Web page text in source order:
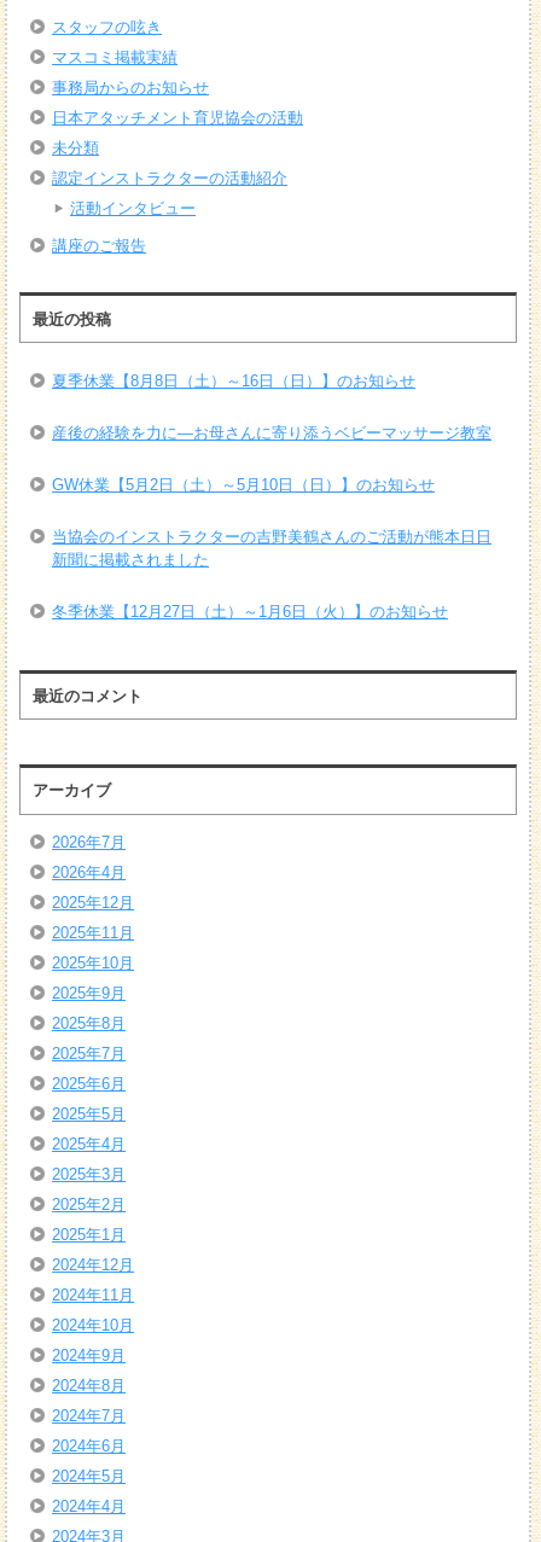
スタッフの呟き
マスコミ掲載実績
事務局からのお知らせ
日本アタッチメント育児協会の活動
未分類
認定インストラクターの活動紹介
活動インタビュー
講座のご報告
最近の投稿
夏季休業【8月8日（土）～16日（日）】のお知らせ
産後の経験を力に―お母さんに寄り添うベビーマッサージ教室
GW休業【5月2日（土）～5月10日（日）】のお知らせ
当協会のインストラクターの吉野美鶴さんのご活動が熊本日日
新聞に掲載されました
冬季休業【12月27日（土）～1月6日（火）】のお知らせ
最近のコメント
アーカイブ
2026年7月
2026年4月
2025年12月
2025年11月
2025年10月
2025年9月
2025年8月
2025年7月
2025年6月
2025年5月
2025年4月
2025年3月
2025年2月
2025年1月
2024年12月
2024年11月
2024年10月
2024年9月
2024年8月
2024年7月
2024年6月
2024年5月
2024年4月
2024年3月